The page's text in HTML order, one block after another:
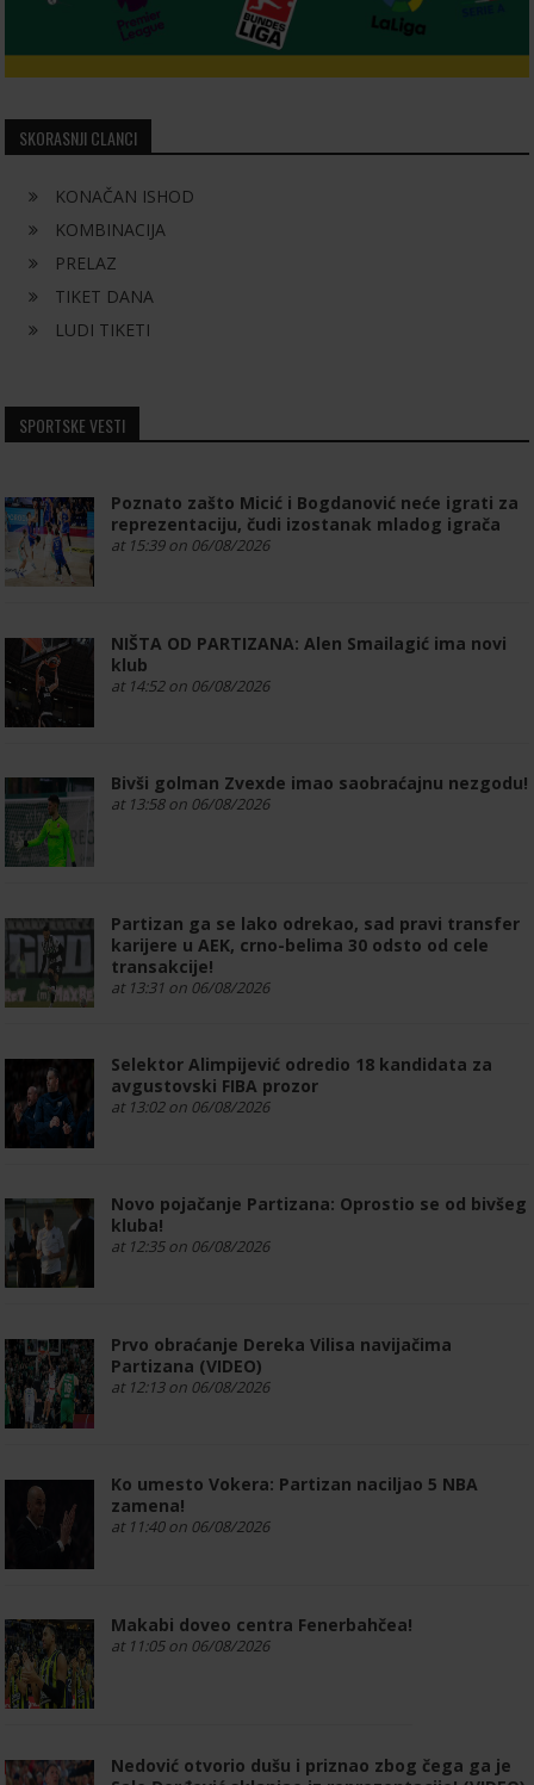
SKORASNJI CLANCI
KONAČAN ISHOD
KOMBINACIJA
PRELAZ
TIKET DANA
LUDI TIKETI
SPORTSKE VESTI
Poznato zašto Micić i Bogdanović neće igrati za
reprezentaciju, čudi izostanak mladog igrača
at 15:39 on 06/08/2026
NIŠTA OD PARTIZANA: Alen Smailagić ima novi
klub
at 14:52 on 06/08/2026
Bivši golman Zvexde imao saobraćajnu nezgodu!
at 13:58 on 06/08/2026
Partizan ga se lako odrekao, sad pravi transfer
karijere u AEK, crno-belima 30 odsto od cele
transakcije!
at 13:31 on 06/08/2026
Selektor Alimpijević odredio 18 kandidata za
avgustovski FIBA prozor
at 13:02 on 06/08/2026
Novo pojačanje Partizana: Oprostio se od bivšeg
kluba!
at 12:35 on 06/08/2026
Prvo obraćanje Dereka Vilisa navijačima
Partizana (VIDEO)
at 12:13 on 06/08/2026
Ko umesto Vokera: Partizan naciljao 5 NBA
zamena!
at 11:40 on 06/08/2026
Makabi doveo centra Fenerbahčea!
at 11:05 on 06/08/2026
Nedović otvorio dušu i priznao zbog čega ga je